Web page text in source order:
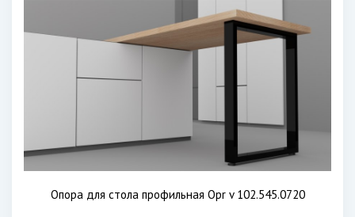
Опора для стола профильная Opr v 102.545.0720